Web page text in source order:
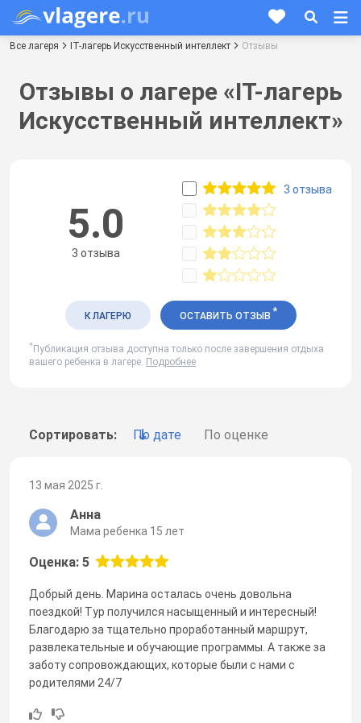
Все лагеря IT-лагерь Искусственный интеллект Отзывы
Отзывы о лагере «IT-лагерь
Искусственный интеллект»
Сортировать: По дате По оценке
13 мая 2025 г.
Анна
Мама ребенка 15 лет
Оценка: 5
Добрый день. Марина осталась очень довольна
поездкой! Тур получился насыщенный и интересный!
Благодарю за тщательно проработанный маршрут,
развлекательные и обучающие программы. А также за
заботу сопровождающих, которые были с нами с
родителями 24/7
5.0
3 отзыва
3 отзыва
К ЛАГЕРЮ ОСТАВИТЬ ОТЗЫВ *
* Публикация отзыва доступна только после завершения отдыха
вашего ребенка в лагере. Подробнее